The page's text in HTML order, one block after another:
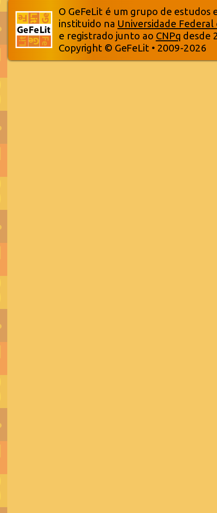
O GeFeLit é um grupo de estudos
instituido na Universidade Federal
e registrado junto ao CNPq desde
Copyright © GeFeLit • 2009-2026